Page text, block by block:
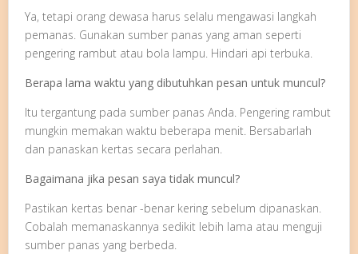
Ya, tetapi orang dewasa harus selalu mengawasi langkah
pemanas. Gunakan sumber panas yang aman seperti
pengering rambut atau bola lampu. Hindari api terbuka.
Berapa lama waktu yang dibutuhkan pesan untuk muncul?
Itu tergantung pada sumber panas Anda. Pengering rambut
mungkin memakan waktu beberapa menit. Bersabarlah
dan panaskan kertas secara perlahan.
Bagaimana jika pesan saya tidak muncul?
Pastikan kertas benar -benar kering sebelum dipanaskan.
Cobalah memanaskannya sedikit lebih lama atau menguji
sumber panas yang berbeda.